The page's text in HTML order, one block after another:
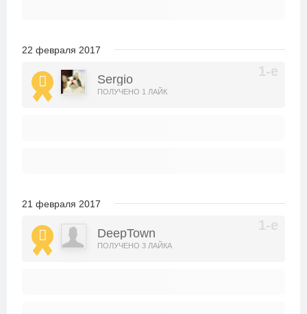
22 февраля 2017
Sergio
ПОЛУЧЕНО 1 ЛАЙК
21 февраля 2017
DeepTown
ПОЛУЧЕНО 3 ЛАЙКА